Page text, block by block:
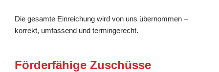
Die gesamte Einreichung wird von uns übernommen –
korrekt, umfassend und termingerecht.
Förderfähige Zuschüsse